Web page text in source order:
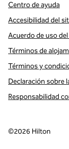
Centro de ayuda
Accesibilidad del
Acuerdo de uso
Términos de
Términos y
Declaración sobre
Responsabilidad
©2026 Hilton